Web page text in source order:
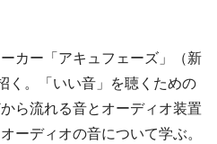
カー「アキュフェーズ」（新
く。「いい音」を聴くための
ら流れる音とオーディオ装置
ーディオの音について学ぶ。